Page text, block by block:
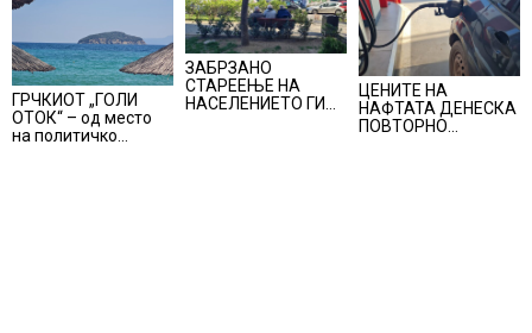
ГРЧКИОТ „ГОЛИ
ОТОК“ – од место
на политичко
ЗАБРЗАНО
СТАРЕЕЊЕ НА
НАСЕЛЕНИЕТО ГИ
ЦЕНИТЕ НА
НАФТАТА ДЕНЕСКА
ПОВТОРНО